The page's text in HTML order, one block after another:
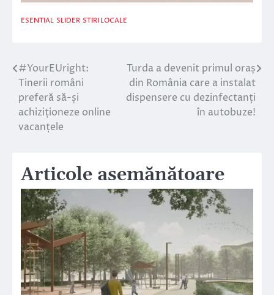
ESENTIAL SLIDER STIRI LOCALE
Navigare
în
articole
#YourEUright:
Tinerii români
preferă să-și
achiziționeze online
vacanțele
Turda a devenit primul oraș
din România care a instalat
dispensere cu dezinfectanți
în autobuze!
Articole asemănătoare